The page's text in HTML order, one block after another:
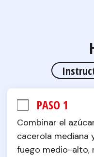
PASO 1
Combinar el
cacerola mediana
fuego medio-alto,